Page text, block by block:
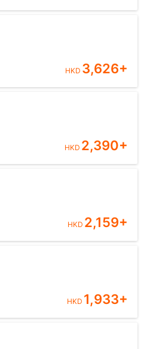
HKD 3,626+
HKD 2,390+
HKD 2,159+
HKD 1,933+